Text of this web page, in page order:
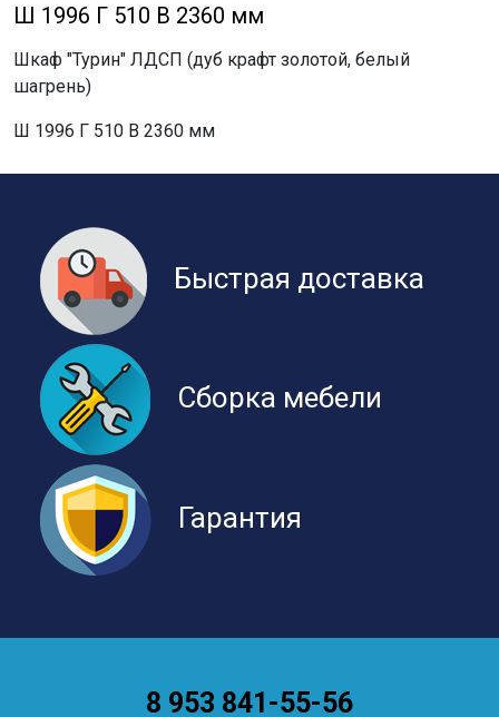
Ш 1996 Г 510 В 2360 мм
Шкаф "Турин" ЛДСП (дуб крафт золотой, белый
шагрень)
Ш 1996 Г 510 В 2360 мм
Быстрая доставка
Сборка мебели
Гарантия
8 953 841-55-56